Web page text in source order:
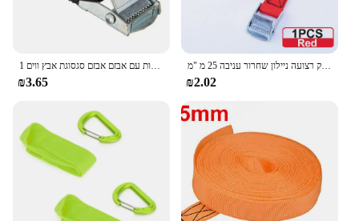
1 מ 'לרסק רצועה עם אבזם ניילון שחרור מהיר לקשור את המזוודות עם אבזם אבזם סגסוגת אבץ ווים
₪3.65
תיק מטען רסק רצועה ניילון שחרור עניבה 25 מ "מ x 2 מ 'אבזם מטען למטה באיכות גבוהה חדש נייד
₪2.02